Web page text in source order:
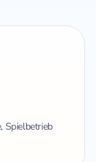
Spielbetrieb